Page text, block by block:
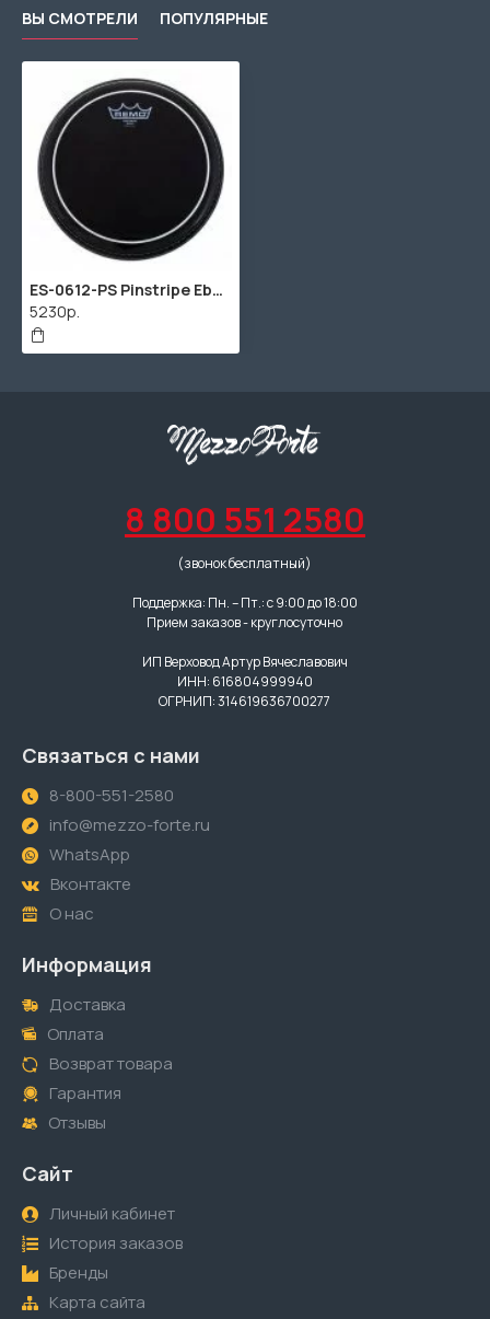
ВЫ СМОТРЕЛИ ПОПУЛЯРНЫЕ
ES-0612-PS Pinstripe Ebony Пластик для малого и том барабана 12", Remo
5230р.
8 800 551 2580
(звонок бесплатный)
Поддержка: Пн. – Пт.: с 9:00 до 18:00
Прием заказов - круглосуточно
ИП Верховод Артур Вячеславович
ИНН: 616804999940
ОГРНИП: 314619636700277
Связаться с нами
8-800-551-2580
info@mezzo-forte.ru
WhatsApp
Вконтакте
О нас
Информация
Доставка
Оплата
Возврат товара
Гарантия
Отзывы
Сайт
Личный кабинет
История заказов
Бренды
Карта сайта